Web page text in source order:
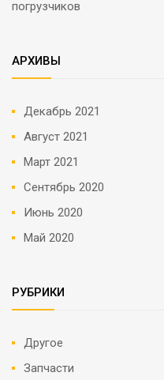
погрузчиков
АРХИВЫ
Декабрь 2021
Август 2021
Март 2021
Сентябрь 2020
Июнь 2020
Май 2020
РУБРИКИ
Другое
Запчасти